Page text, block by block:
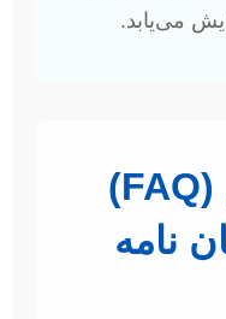
می‌یابد.
سؤالات متداول (FAQ)
نامه